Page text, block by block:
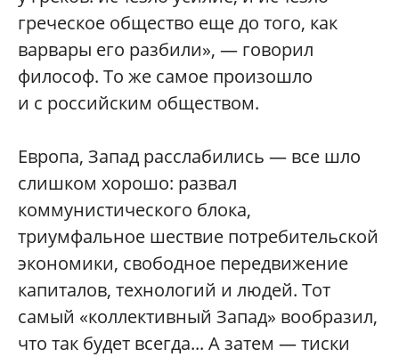
греческое общество еще до того, как
варвары его разбили», — говорил
философ. То же самое произошло
и с российским обществом.
Европа, Запад расслабились — все шло
слишком хорошо: развал
коммунистического блока,
триумфальное шествие потребительской
экономики, свободное передвижение
капиталов, технологий и людей. Тот
самый «коллективный Запад» вообразил,
что так будет всегда... А затем — тиски